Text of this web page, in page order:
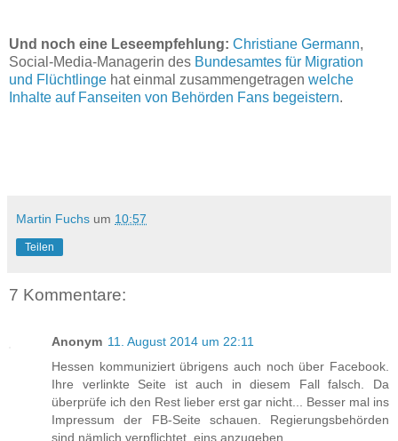
Und noch eine Leseempfehlung: Christiane Germann,
Social-Media-Managerin des Bundesamtes für Migration
und Flüchtlinge hat einmal zusammengetragen welche
Inhalte auf Fanseiten von Behörden Fans begeistern.
Martin Fuchs um 10:57
Teilen
7 Kommentare:
Anonym 11. August 2014 um 22:11
Hessen kommuniziert übrigens auch noch über Facebook.
Ihre verlinkte Seite ist auch in diesem Fall falsch. Da
überprüfe ich den Rest lieber erst gar nicht... Besser mal ins
Impressum der FB-Seite schauen. Regierungsbehörden
sind nämlich verpflichtet, eins anzugeben...